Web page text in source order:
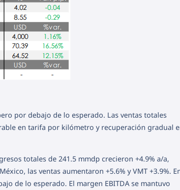
por debajo de lo esperado. Las ventas totales
en tarifa por kilómetro y recuperación gradual
totales de 241.5 mmdp crecieron +4.9% a/a,
las ventas aumentaron +5.6% y VMT +3.9%.
de lo esperado. El margen EBITDA se mantuvo